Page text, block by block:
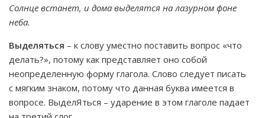
Солнце встанет, и дома выделятся на лазурном фоне
неба.
Выделяться – к слову уместно поставить вопрос «что
делать?», потому как представляет оно собой
неопределенную форму глагола. Слово следует писать
с мягким знаком, потому что данная буква имеется в
вопросе. ВыделЯться – ударение в этом глаголе падает